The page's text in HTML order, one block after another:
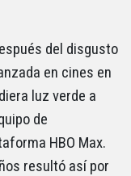
del disgusto
en cines en
diera luz verde a
de
HBO Max.
resultó así por